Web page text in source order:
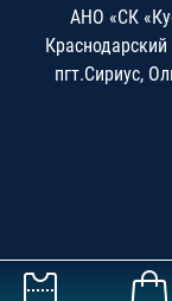
АНО «СК
пгт.Сириус,